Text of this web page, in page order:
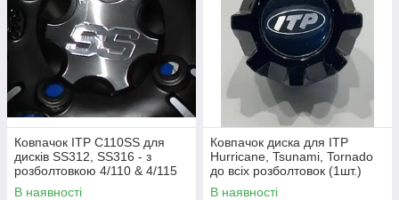
Ковпачок ITP C110SS для
дисків SS312, SS316 - з
розболтовкою 4/110 & 4/115
В наявності
Ковпачок диска для ITP
Hurricane, Tsunami, Tornado
до всіх розболтовок (1шт.)
В наявності